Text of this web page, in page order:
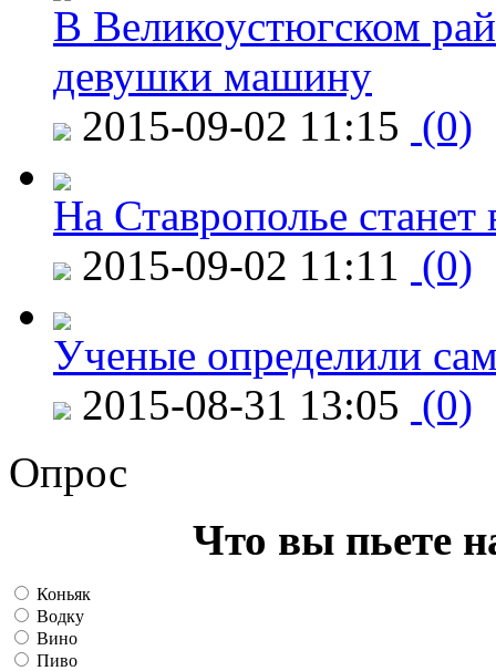
В Великоустюгском
девушки машину
2015-09-02 11:15 (0)
На Ставрополье
2015-09-02 11:11 (0)
Ученые определили
2015-08-31 13:05 (0)
Опрос
Что вы пьете
Коньяк
Водку
Вино
Пиво